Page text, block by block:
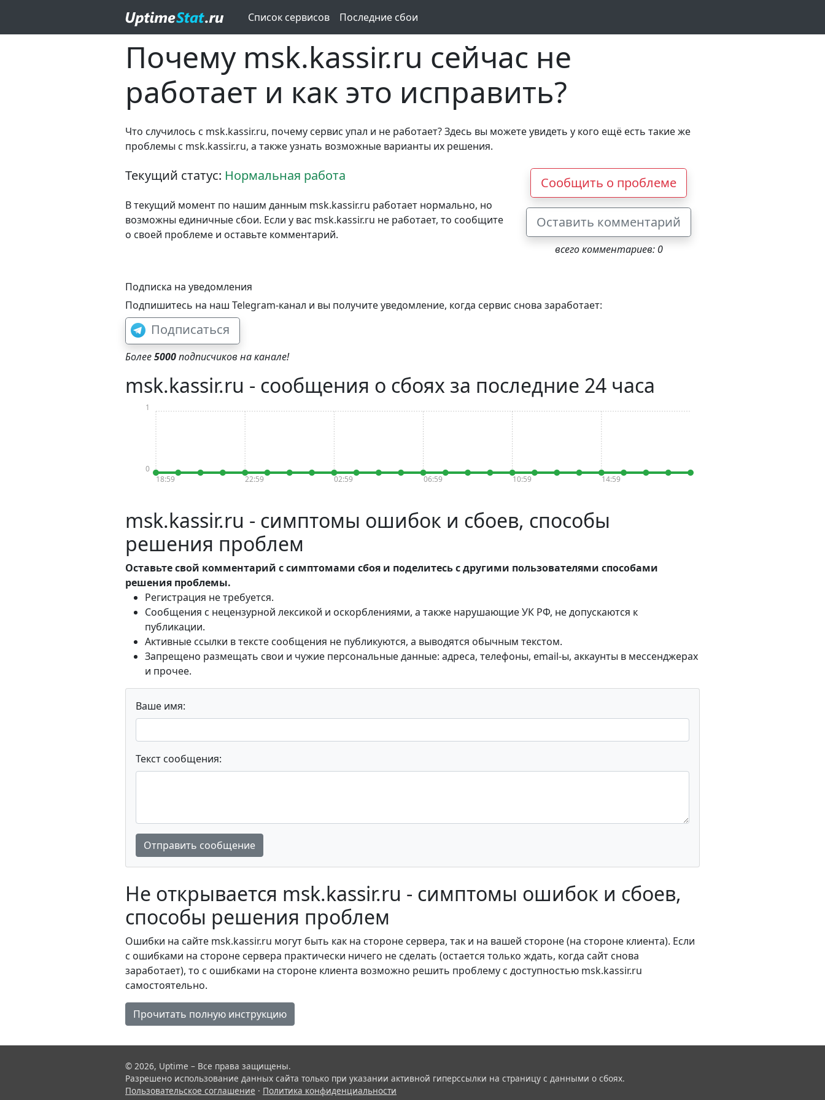
Список сервисов Последние сбои
Почему msk.kassir.ru сейчас не
работает и как это исправить?
Что случилось с msk.kassir.ru, почему сервис упал и не работает? Здесь вы можете увидеть у кого ещё есть такие же
проблемы с msk.kassir.ru, а также узнать возможные варианты их решения.
Текущий статус: Нормальная работа
В текущий момент по нашим данным msk.kassir.ru работает нормально, но
возможны единичные сбои. Если у вас msk.kassir.ru не работает, то сообщите
о своей проблеме и оставьте комментарий.
Сообщить о проблеме
Оставить комментарий
всего комментариев: 0
Подписка на уведомления
Подпишитесь на наш Telegram-канал и вы получите уведомление, когда сервис снова заработает:
Подписаться
Более5000подписчиков на канале!
msk.kassir.ru - сообщения о сбоях за последние 24 часа
18:59 22:59 02:59 06:59 10:59 14:59
0
1
msk.kassir.ru - симптомы ошибок и сбоев, способы
решения проблем
Оставьте свой комментарий с симптомами сбоя и поделитесь с другими пользователями способами
решения проблемы.
Регистрация не требуется.
Сообщения с нецензурной лексикой и оскорблениями, а также нарушающие УК РФ, не допускаются к
публикации.
Активные ссылки в тексте сообщения не публикуются, а выводятся обычным текстом.
Запрещено размещать свои и чужие персональные данные: адреса, телефоны, email-ы, аккаунты в мессенджерах
и прочее.
Ваше имя:
Текст сообщения:
Отправить сообщение
Не открывается msk.kassir.ru - симптомы ошибок и сбоев,
способы решения проблем
Ошибки на сайте msk.kassir.ru могут быть как на стороне сервера, так и на вашей стороне (на стороне клиента). Если
с ошибками на стороне сервера практически ничего не сделать (остается только ждать, когда сайт снова
заработает), то с ошибками на стороне клиента возможно решить проблему с доступностью msk.kassir.ru
самостоятельно.
Прочитать полную инструкцию
© 2026, Uptime – Все права защищены.
Разрешено использование данных сайта только при указании активной гиперссылки на страницу с данными о сбоях.
Пользовательское соглашение · Политика конфиденциальности